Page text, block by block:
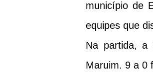
município de
equipes que
Na partida, a
Maruim. 9 a 0